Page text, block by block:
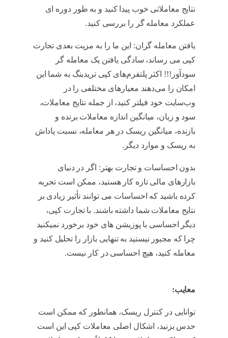
نتایج معاملاتی خوب پیدا کنید و به طور دوره ای
عملکرد معامله گر را بررسی کنید.
یافتن معامله گران: این ما را به مزیت بعدی تجارت
کپی می رساند، سادگی یافتن یک معامله گر
سودآور!!! اکثر پلتفرم‌های کپی تریدینگ به شما این
امکان را می‌دهند معیارهای مختلفی را در
وب‌سایت خود فیلتر کنید، از جمله نتایج معاملات،
سود و زیان، میانگین اندازه معاملات برنده و
بازنده، میانگین ریسک در هر معامله، نسبت پاداش
به ریسک و موارد دیگر.
بدون احساسات و تجارت بهتر: اگر در دنیای
بازارهای مالی تازه کار هستید، ممکن است تجربه
کرده باشید که احساسات می توانند تأثیر زیادی بر
نتایج معاملات شما داشته باشند. با تجارت کپی،
دیگر احساسی با پوزیشن های خود برخورد نمیکنید
چرا که مجبور نیستید به تنهایی بازار را تحلیل کنید و
معامله کنید، هیچ احساسی در کار نیست.
معایب:
توانایی در کنترل ریسک، همانطور که ممکن است
حدس بزنید، اشکال اصلی معاملات کپی این است